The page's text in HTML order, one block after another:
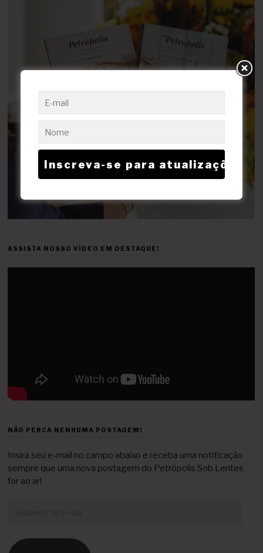
ASSISTA NOSSO VÍDEO EM DESTAQUE!
NÃO PERCA NENHUMA POSTAGEM!
Insira seu e-mail no campo abaixo e receba uma notificação
sempre que uma nova postagem do Petrópolis Sob Lentes
for ao ar!
mail